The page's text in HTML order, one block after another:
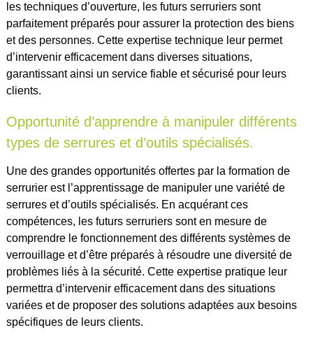
les techniques d’ouverture, les futurs serruriers sont
parfaitement préparés pour assurer la protection des biens
et des personnes. Cette expertise technique leur permet
d’intervenir efficacement dans diverses situations,
garantissant ainsi un service fiable et sécurisé pour leurs
clients.
Opportunité d’apprendre à manipuler différents
types de serrures et d’outils spécialisés.
Une des grandes opportunités offertes par la formation de
serrurier est l’apprentissage de manipuler une variété de
serrures et d’outils spécialisés. En acquérant ces
compétences, les futurs serruriers sont en mesure de
comprendre le fonctionnement des différents systèmes de
verrouillage et d’être préparés à résoudre une diversité de
problèmes liés à la sécurité. Cette expertise pratique leur
permettra d’intervenir efficacement dans des situations
variées et de proposer des solutions adaptées aux besoins
spécifiques de leurs clients.